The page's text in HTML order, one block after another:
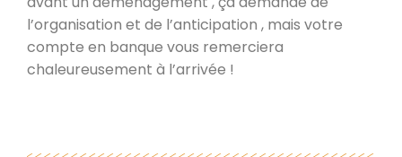
l’organisation et de l’anticipation , mais votre
compte en banque vous remerciera
chaleureusement à l’arrivée !